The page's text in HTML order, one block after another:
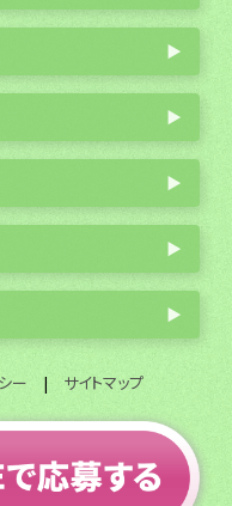
▶
▶
▶
▶
▶
ー | サイトマップ
ィ募集